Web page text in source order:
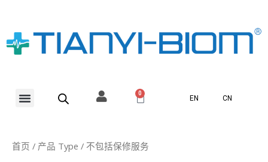
内
容
Menu 0
EN CN
首页 / 产品 Type / 不包括保修服务